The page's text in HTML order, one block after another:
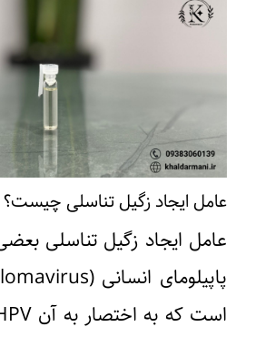
عامل ایجاد زگیل تناسلی چیست؟
عامل ایجاد زگیل تناسلی